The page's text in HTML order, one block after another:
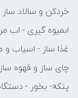
خردکن و سالاد ساز
ابمیوه گیری - اب
غذا ساز - اسیاب و
چای ساز و قهوه ساز
پنکه- بخور -